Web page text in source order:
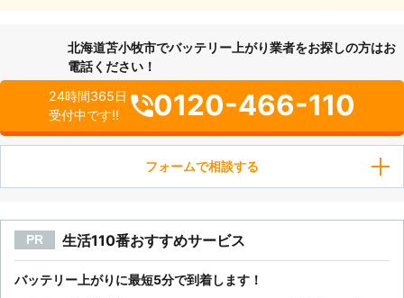
北海道苫小牧市でバッテリー上がり業者をお探しの方はお
電話ください！
24時間365日
受付中です!!
0120-466-110
フォームで相談する
PR 生活110番おすすめサービス
バッテリー上がりに最短5分で到着します！